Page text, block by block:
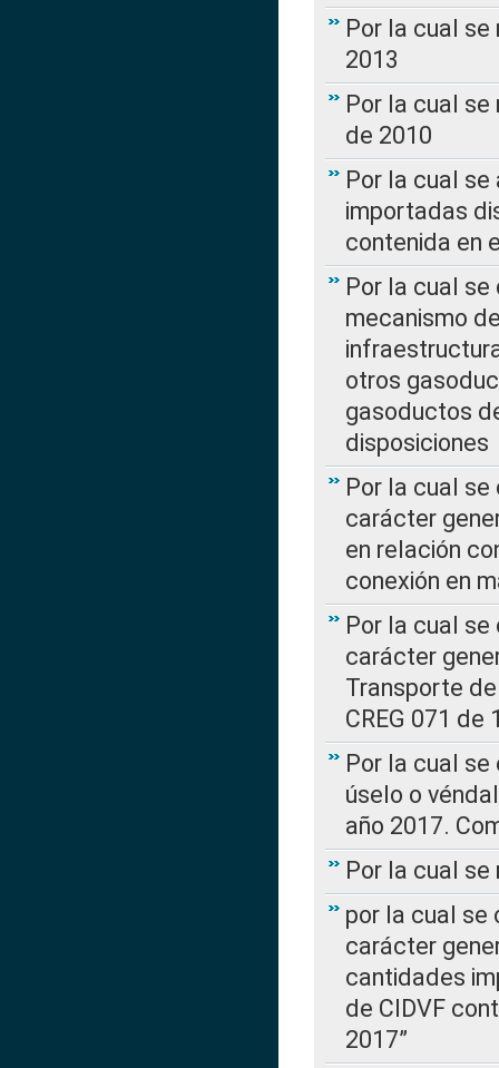
Por la cual se
2013
Por la cual se
de 2010
Por la cual
importadas
contenida en
Por la cual se
mecanismo
otros
gasoductos
disposiciones
Por la cual
carácter
en relación
conexión en
Por la cual
carácter
Transporte
CREG 071 de
Por la cual
úselo o
año 2017.
Por la cual se
por la cual se
carácter
cantidades
de CIDVF
2017”